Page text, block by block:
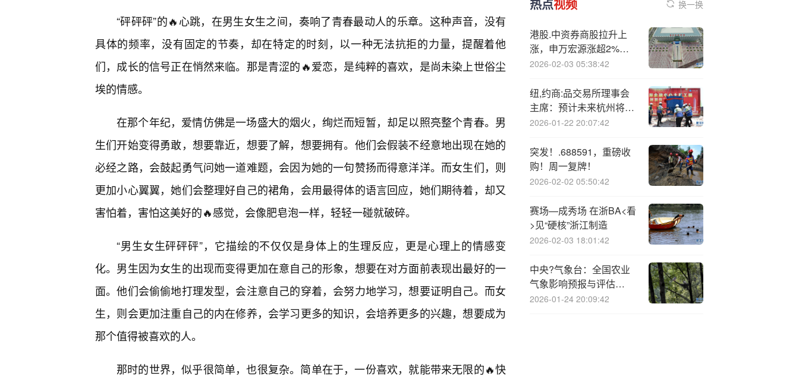
“砰砰砰”的🔥心跳，在男生女生之间，奏响了青春最动人的乐章。这种声音，没有
具体的频率，没有固定的节奏，却在特定的时刻，以一种无法抗拒的力量，提醒着他
们，成长的信号正在悄然来临。那是青涩的🔥爱恋，是纯粹的喜欢，是尚未染上世俗尘
埃的情感。
在那个年纪，爱情仿佛是一场盛大的烟火，绚烂而短暂，却足以照亮整个青春。男
生们开始变得勇敢，想要靠近，想要了解，想要拥有。他们会假装不经意地出现在她的
必经之路，会鼓起勇气问她一道难题，会因为她的一句赞扬而得意洋洋。而女生们，则
更加小心翼翼，她们会整理好自己的裙角，会用最得体的语言回应，她们期待着，却又
害怕着，害怕这美好的🔥感觉，会像肥皂泡一样，轻轻一碰就破碎。
“男生女生砰砰砰”，它描绘的不仅仅是身体上的生理反应，更是心理上的情感变
化。男生因为女生的出现而变得更加在意自己的形象，想要在对方面前表现出最好的一
面。他们会偷偷地打理发型，会注意自己的穿着，会努力地学习，想要证明自己。而女
生，则会更加注重自己的内在修养，会学习更多的知识，会培养更多的兴趣，想要成为
那个值得被喜欢的人。
那时的世界，似乎很简单，也很复杂。简单在于，一份喜欢，就能带来无限的🔥快
热点视频 换一换
港股.中资券商股拉升上
涨，申万宏源涨超2%，
机构称券商估值处于合理
2026-02-03 05:38:42
纽,约商:品交易所理事会
主席：预计未来杭州将成
为非常大的国际性城市
2026-01-22 20:07:42
突发！.688591，重磅收
购！周一复牌！
2026-02-02 05:50:42
赛场—成秀场 在浙BA<看
>见“硬核”浙江制造
2026-02-03 18:01:42
中央?气象台：全国农业
气象影响预报与评估
（2025年08月07日）
2026-01-24 20:09:42